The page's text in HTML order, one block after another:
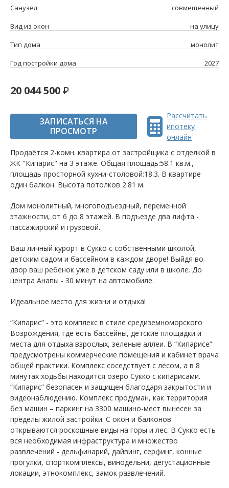
Санузел
совмещенный
Вид из окон
на улицу
Тип дома
монолит
Год постройки дома
2027
20 044 500
ЗАПИСАТЬСЯ НА
ПРОСМОТР
Рассчитать
ипотеку
онлайн
Продаётся 2-комн. квартира от застройщика c отделкой в
ЖК "Кипарис" на 3 этаже. Общая площадь:58.1 кв.м.,
площадь просторной кухни-столовой:18.3. B квартире
один балкон. Высота потолков 2.81 м.
Дом монолитный, многоподъездный, переменной
этажности, от 6 до 8 этажей. B подъезде два лифта -
пассажирский и грузовой.
Ваш личный курорт в Сукко с собственными школой,
детским садом и бассейном в каждом дворе! Выйдя во
двор ваш ребенок уже в детском саду или в школе. До
центра Анапы - 30 минут на автомобиле.
Идеальное место для жизни и отдыха!
“Кипарис” - это комплекс в стиле средиземноморского
Возрождения, где есть бассейны, детские площадки и
места для отдыха взрослых, зеленые аллеи. В “Кипарисе”
предусмотрены коммерческие помещения и кабинет врача
общей практики. Комплекс соседствует с лесом, а в 8
минутах ходьбы находится озеро Сукко с кипарисами.
“Кипарис” безопасен и защищен благодаря закрытости и
видеонаблюдению. Комплекс продуман, как территория
без машин – паркинг на 3300 машино-мест вынесен за
пределы жилой застройки. С окон и балконов
открываются роскошные виды на горы и лес. В Сукко есть
вся необходимая инфраструктура и множество
развлечений - дельфинарий, дайвинг, серфинг, конные
прогулки, спорткомплексы, винодельни, дегустационные
локации, этнокомплекс, замок развлечений.